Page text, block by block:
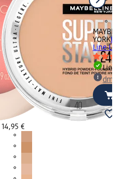
14,95 €
YORK
Line
dm